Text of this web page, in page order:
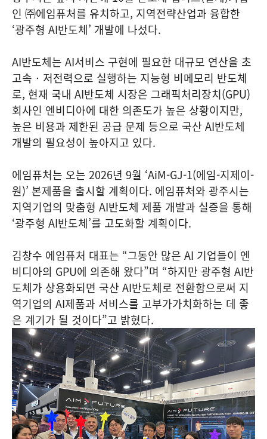
인 ㈜에임퓨처를 유치하고, 지역전략산업과 융합한
‘광주형 AI반도체’ 개발에 나섰다.
AI반도체는 AI서비스 구현에 필요한 대규모 연산을 초
고속‧저전력으로 실행하는 지능형 비메모리 반도체
로, 현재 국내 AI반도체 시장은 그래픽처리장치(GPU)
회사인 엔비디아에 대한 의존도가 높은 상황이지만,
높은 비용과 제한된 공급 문제 등으로 국산 AI반도체
개발의 필요성이 높아지고 있다.
에임퓨처는 오는 2026년 9월 ‘AiM-GJ-1(에임-지제이-
원)’ 본제품을 출시할 계획이다. 에임퓨처와 광주시는
지역기업의 맞춤형 AI반도체 제품 개발과 실증을 통해
‘광주형 AI반도체’를 고도화할 계획이다.
김창수 에임퓨처 대표는 “그동안 많은 AI 기업들이 엔
비디아의 GPU에 의존해 왔다”며 “하지만 광주형 AI반
도체가 상용화되면 국산 AI반도체로 전환함으로써 지
역기업의 AI제품과 서비스를 고부가가치화하는 데 좋
은 계기가 될 것이다”고 밝혔다.